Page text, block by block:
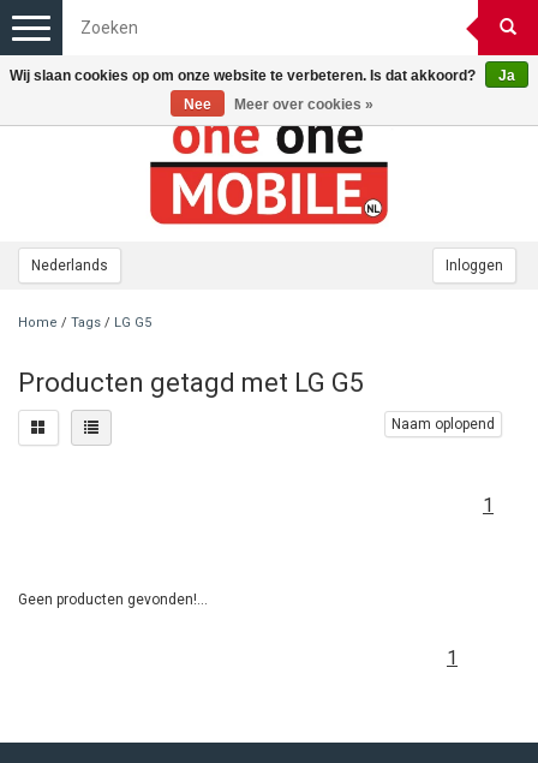
Nederlands Inloggen
Toggle
navigation
Home / Tags / LG G5
Producten getagd met LG G5
Naam oplopend
1
Geen producten gevonden!...
1
Wij slaan cookies op om onze website te verbeteren. Is dat akkoord?
Ja
Nee
Meer over cookies »